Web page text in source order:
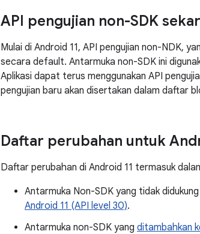
API pengujian non-SDK
Mulai di Android 11, API pengujian non-NDK,
secara default. Antarmuka non-SDK ini
Aplikasi dapat terus menggunakan API
pengujian baru akan disertakan dalam daftar
Daftar perubahan untuk
Daftar perubahan di Android 11 termasuk
Antarmuka Non-SDK yang tidak
Android 11 (API level 30).
Antarmuka non-SDK yang ditambahkan